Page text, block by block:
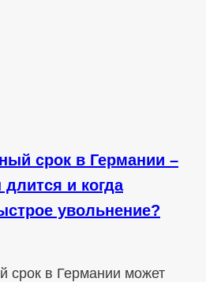
срок в Германии –
длится и когда
увольнение?
срок в Германии может